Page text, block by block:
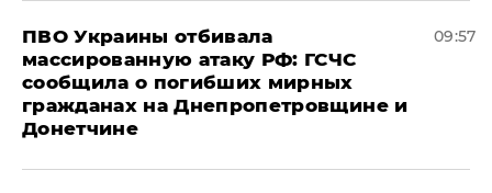
ПВО Украины отбивала
массированную атаку РФ: ГСЧС
сообщила о погибших мирных
гражданах на Днепропетровщине и
Донетчине
09:57